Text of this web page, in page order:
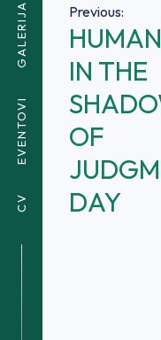
GALERIJA
EVENTOVI
CV
Navigacija
članaka
Previous:
IN THE
OF
DAY